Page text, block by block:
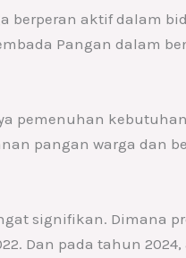
berperan aktif dalam
Pangan dalam
pemenuhan
pangan warga dan
signifikan. Dimana
Dan pada tahun